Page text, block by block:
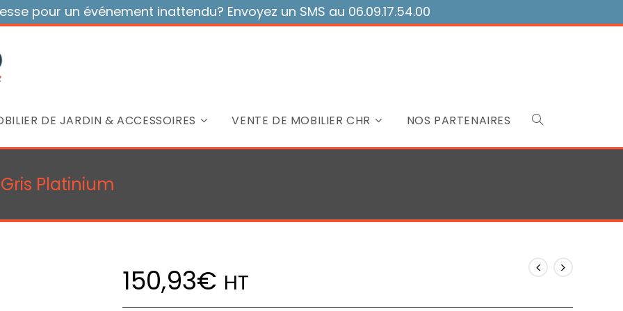
pour un événement inattendu? Envoyez un SMS au 06.09.17.54.00
DE JARDIN & ACCESSOIRES VENTE DE MOBILIER CHR NOS PARTENAIRES Toggle
search
Platinium
150,93€ HT